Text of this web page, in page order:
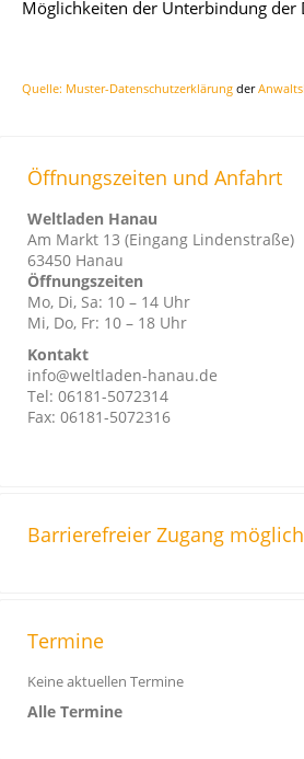
Möglichkeiten der Unterbindung der
Quelle: Muster-Datenschutzerklärung der
Öffnungszeiten und Anfahrt
Weltladen Hanau
Am Markt 13 (Eingang Lindenstraße)
63450 Hanau
Öffnungszeiten
Mo, Di, Sa: 10 – 14 Uhr
Mi, Do, Fr: 10 – 18 Uhr
Kontakt
info@weltladen-hanau.de
Tel: 06181-5072314
Fax: 06181-5072316
Barrierefreier Zugang
Termine
Keine aktuellen Termine
Alle Termine